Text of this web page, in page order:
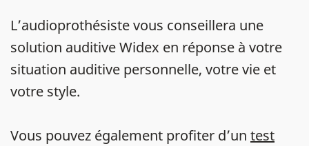
L’audioprothésiste vous conseillera une
solution auditive Widex en réponse à votre
situation auditive personnelle, votre vie et
votre style.
Vous pouvez également profiter d’un test